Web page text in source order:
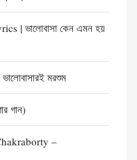
| ভালোবাসা কেন এমন হয়
মরশুম
গান)
–